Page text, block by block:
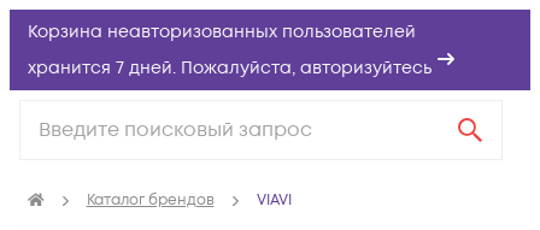
Корзина неавторизованных пользователей
хранится 7 дней. Пожалуйста, авторизуйтесь
Каталог брендов VIAVI